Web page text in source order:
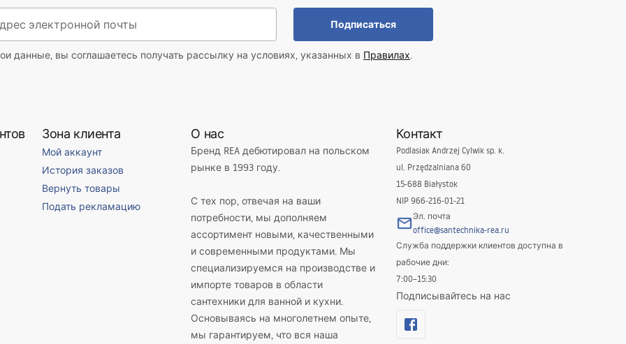
Подписаться
данные, вы соглашаетесь получать рассылку на условиях, указанных в Правилах.
Зона клиента
Мой аккаунт
История заказов
Вернуть товары
Подать рекламацию
О нас
Бренд REA дебютировал на польском
рынке в 1993 году.
С тех пор, отвечая на ваши
потребности, мы дополняем
ассортимент новыми, качественными
и современными продуктами. Мы
специализируемся на производстве и
импорте товаров в области
сантехники для ванной и кухни.
Основываясь на многолетнем опыте,
мы гарантируем, что вся наша
Контакт
Podlasiak Andrzej Cylwik sp. k.
ul. Przędzalniana 60
15-688 Białystok
NIP 966-216-01-21
Эл. почта
office@santechnika-rea.ru
Служба поддержки клиентов доступна в
рабочие дни:
7:00–15:30
Подписывайтесь на нас